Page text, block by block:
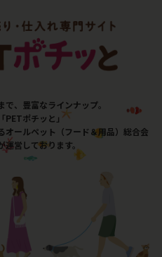
、豊富なラインナップ。
PETポチッと」
ールペット（フード＆用品）総合会
営しております。